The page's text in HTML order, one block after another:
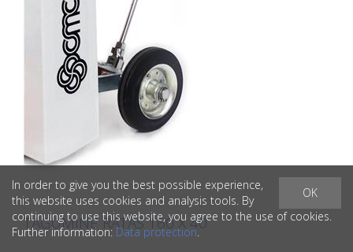
TAGUMINE RATAS 160 X 40
OK
In order to give you the best possible experience,
this website uses cookies and analysis tools. By
continuing to use this website, you agree to the use of cookies.
Further information: Data protection.